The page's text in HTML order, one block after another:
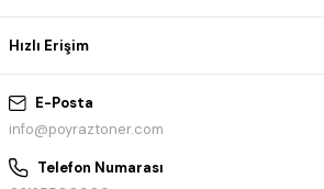
E-Posta
info@poyraztoner.com
Telefon Numarası
Hızlı Erişim